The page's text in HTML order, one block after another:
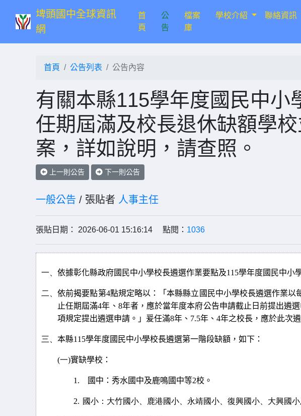
埤頭國中全球資訊
網
首
頁(current)
公
告
檔案
庫
學校介紹 聯絡資訊
首頁 公告列表 公告內容
有關本縣115學年度國民中小
任期屆滿及校長退休缺額學
案，詳如說明，請查照。
上一則公告 下一則公告
一般公告 / 張貼者 人事主任
張貼日期： 2026-06-01 15:16:14 點閱： 1036
一、 依據彰化縣政府國民中小學校長遴選作業要點及115學年度國民中小
二、依前揭要點第4點規定略以：「本縣縣立國民中小學校長遴選作業以
止任期屆滿4年、 8年者，應於當年度本府公告申請截止日前提出遴
項規定提出遴選申請。」爰任滿8年、 7.5年、 4年之校長，應於此次
三、 本縣115學年度國民中小學校長遴選第一階段缺額，如下：
(一)實缺學校：
1. 國中：秀水國中及鹿鳴國中等2校。
2. 國小：大竹國小、鹿港國小、永靖國小、復興國小、大興國